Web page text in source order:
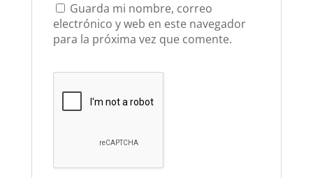
Guarda mi nombre, correo
electrónico y web en este navegador
para la próxima vez que comente.